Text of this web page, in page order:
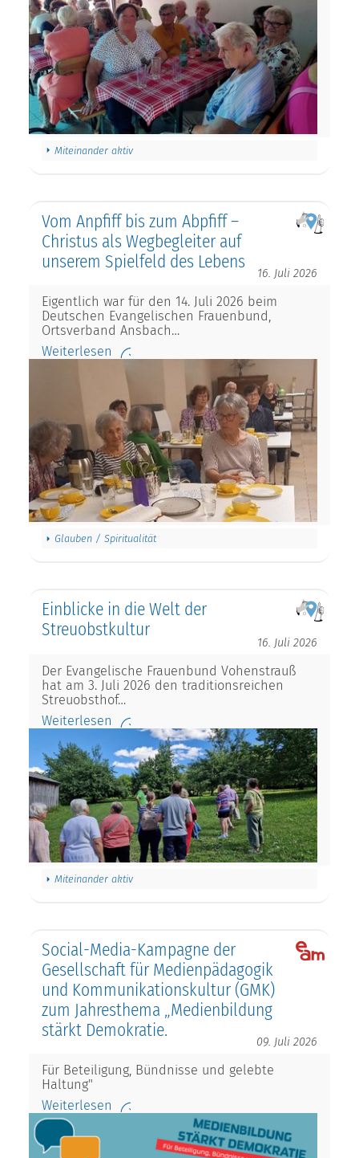
Miteinander aktiv
Vom Anpfiff bis zum Abpfiff –
Christus als Wegbegleiter auf
unserem Spielfeld des Lebens
16. Juli 2026
Eigentlich war für den 14. Juli 2026 beim
Deutschen Evangelischen Frauenbund,
Ortsverband Ansbach…
Weiterlesen
Glauben / Spiritualität
Einblicke in die Welt der
Streuobstkultur
16. Juli 2026
Der Evangelische Frauenbund Vohenstrauß
hat am 3. Juli 2026 den traditionsreichen
Streuobsthof…
Weiterlesen
Miteinander aktiv
Social-Media-Kampagne der
Gesellschaft für Medienpädagogik
und Kommunikationskultur (GMK)
zum Jahresthema „Medienbildung
stärkt Demokratie.
09. Juli 2026
Für Beteiligung, Bündnisse und gelebte
Haltung"
Weiterlesen